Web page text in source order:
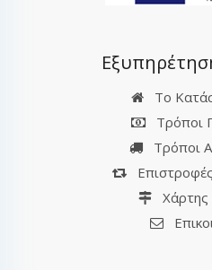
Το
Τρόποι
Τρόποι
Χάρτης